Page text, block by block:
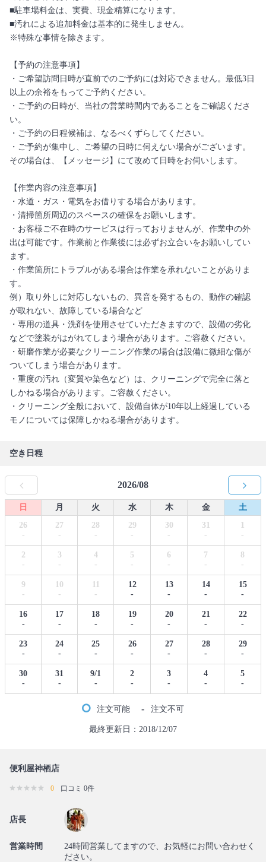
■駐車場料金は、実費、現金精算になります。
■汚れによる追加料金は基本的に発生しません。
※特殊な事情を除きます。
【予約の注意事項】
・ご希望訪問日時が直前でのご予約には対応できません。最低3日
以上の余裕をもってご予約ください。
・ご予約の日時が、当社の営業時間内であることをご確認くださ
い。
・ご予約の日程候補は、なるべくずらしてください。
・ご予約が集中し、ご希望の日時に伺えない場合がございます。
その場合は、【メッセージ】にて改めて日時をお伺いします。
【作業内容の注意事項】
・水道・ガス・電気をお借りする場合があります。
・清掃箇所周辺のスペースの確保をお願いします。
・お客様ご不在時のサービスは行っておりませんが、作業中の外
出は可能です。作業前と作業後には必ずお立合いをお願いしてい
ます。
・作業箇所にトラブルがある場合は作業を承れないことがありま
す。
例）取り外しに対応しないもの、異音を発するもの、動作の確認
が取れない、故障している場合など
・専用の道具・洗剤を使用させていただきますので、設備の劣化
などで塗装がはがれてしまう場合があります。ご容赦ください。
・研磨作業が必要なクリーニング作業の場合は設備に微細な傷が
ついてしまう場合があります。
・重度の汚れ（変質や染色など）は、クリーニングで完全に落と
しかねる場合があります。ご容赦ください。
・クリーニング全般において、設備自体が10年以上経過している
モノについては保障しかねる場合があります。
空き日程
2026/08
日 月 火 水 木 金
土
26
-
27
-
28
-
29
-
30
-
31
-
1
-
2
-
3
-
4
-
5
-
6
-
7
-
8
-
9
-
10
-
11
-
12
-
13
-
14
-
15
-
16
-
17
-
18
-
19
-
20
-
21
-
22
-
23
-
24
-
25
-
26
-
27
-
28
-
29
-
30
-
31
-
9/1
-
2
-
3
-
4
-
5
-
注文可能 - 注文不可
最終更新日：2018/12/07
便利屋神栖店
0 口コミ 0件
店長
営業時間
24時間営業してますので、お気軽にお問い合わせく
ださい。